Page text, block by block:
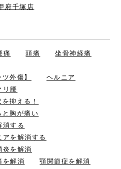
府千塚店
痛 頭痛
坐骨神経痛
外傷】
ヘルニア
リ腰
抑える！
と胸が痛い
消する
アを解消する
炎を解消
を解消
顎関節症を解消